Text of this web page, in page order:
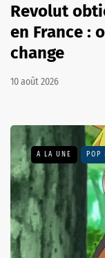
Revolut
en France :
change
10 août 2026
A LA UNE POP